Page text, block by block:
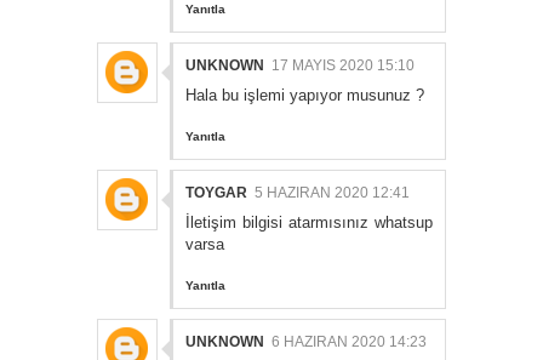
Yanıtla
UNKNOWN 17 MAYIS 2020 15:10
Hala bu işlemi yapıyor musunuz ?
Yanıtla
TOYGAR 5 HAZIRAN 2020 12:41
İletişim bilgisi atarmısınız whatsup
varsa
Yanıtla
UNKNOWN 6 HAZIRAN 2020 14:23